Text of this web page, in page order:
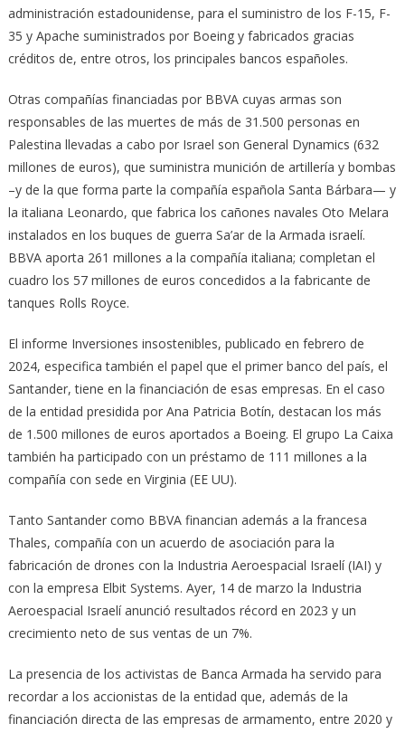
administración estadounidense, para el suministro de los F-15, F-
35 y Apache suministrados por Boeing y fabricados gracias
créditos de, entre otros, los principales bancos españoles.
Otras compañías financiadas por BBVA cuyas armas son
responsables de las muertes de más de 31.500 personas en
Palestina llevadas a cabo por Israel son General Dynamics (632
millones de euros), que suministra munición de artillería y bombas
–y de la que forma parte la compañía española Santa Bárbara— y
la italiana Leonardo, que fabrica los cañones navales Oto Melara
instalados en los buques de guerra Sa’ar de la Armada israelí.
BBVA aporta 261 millones a la compañía italiana; completan el
cuadro los 57 millones de euros concedidos a la fabricante de
tanques Rolls Royce.
El informe Inversiones insostenibles, publicado en febrero de
2024, especifica también el papel que el primer banco del país, el
Santander, tiene en la financiación de esas empresas. En el caso
de la entidad presidida por Ana Patricia Botín, destacan los más
de 1.500 millones de euros aportados a Boeing. El grupo La Caixa
también ha participado con un préstamo de 111 millones a la
compañía con sede en Virginia (EE UU).
Tanto Santander como BBVA financian además a la francesa
Thales, compañía con un acuerdo de asociación para la
fabricación de drones con la Industria Aeroespacial Israelí (IAI) y
con la empresa Elbit Systems. Ayer, 14 de marzo la Industria
Aeroespacial Israelí anunció resultados récord en 2023 y un
crecimiento neto de sus ventas de un 7%.
La presencia de los activistas de Banca Armada ha servido para
recordar a los accionistas de la entidad que, además de la
financiación directa de las empresas de armamento, entre 2020 y